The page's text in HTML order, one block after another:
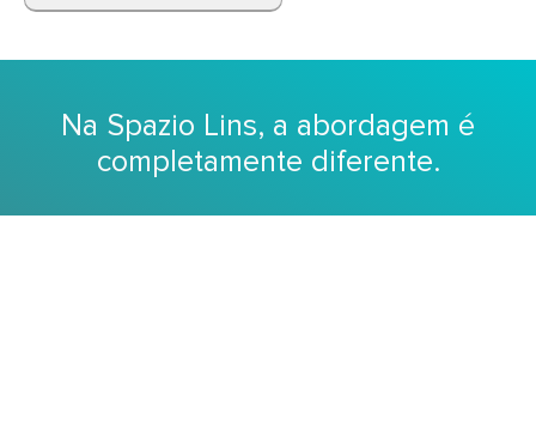
Na Spazio Lins, a abordagem é
completamente diferente.